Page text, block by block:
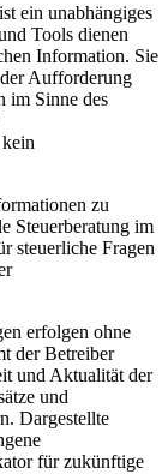
ein unabhängiges
Tools dienen
Information. Sie
Aufforderung
im Sinne des
zu
Steuerberatung im
steuerliche Fragen
erfolgen ohne
der Betreiber
und Aktualität der
und
Dargestellte
für zukünftige